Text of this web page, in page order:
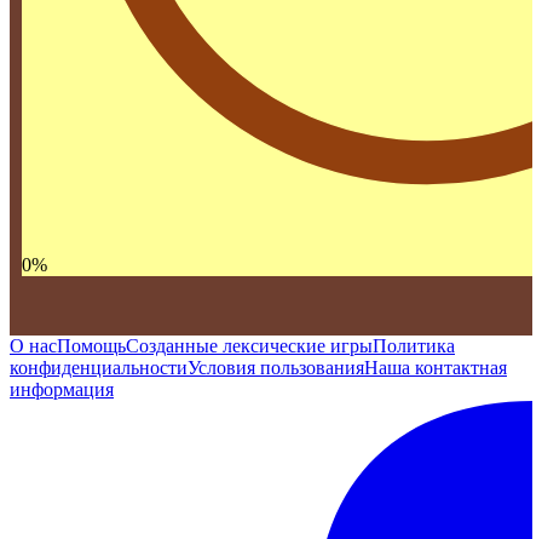
0%
О насПомощьСозданные лексические игрыПолитика
конфиденциальностиУсловия пользованияНаша контактная
информация